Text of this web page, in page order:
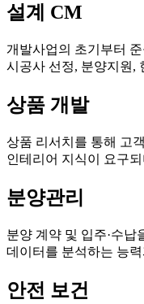
설계 CM
개발사업의 초기부터
시공사 선정, 분양지원,
상품 개발
상품 리서치를 통해 고
인테리어 지식이 요구
분양관리
분양 계약 및 입주·수
데이터를 분석하는 능
안전 보건